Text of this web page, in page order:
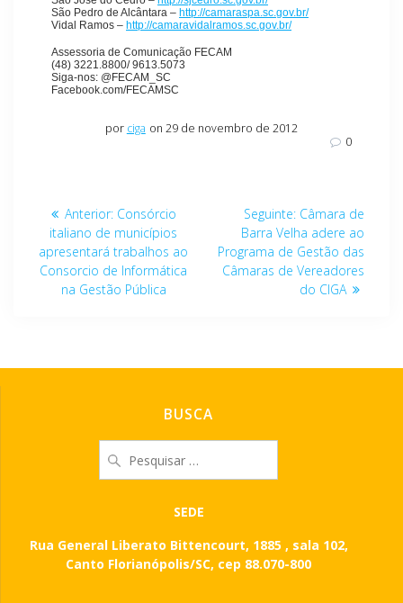
São Pedro de Alcântara – http://camaraspa.sc.gov.br/
Vidal Ramos – http://camaravidalramos.sc.gov.br/
Assessoria de Comunicação FECAM
(48) 3221.8800/ 9613.5073
Siga-nos: @FECAM_SC
Facebook.com/FECAMSC
por ciga on 29 de novembro de 2012
0
Navegação
de
Post
Anterior: Post
anterior:
Consórcio
italiano de municípios
apresentará trabalhos ao
Consorcio de Informática
na Gestão Pública
Seguinte: Post
seguinte:
Câmara de
Barra Velha adere ao
Programa de Gestão das
Câmaras de Vereadores
do CIGA
BUSCA
por:
SEDE
Rua General Liberato Bittencourt, 1885 , sala 102,
Canto Florianópolis/SC, cep 88.070-800